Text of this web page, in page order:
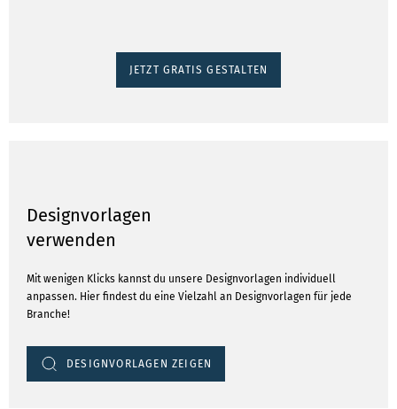
JETZT GRATIS GESTALTEN
Designvorlagen
verwenden
Mit wenigen Klicks kannst du unsere Designvorlagen individuell
anpassen. Hier findest du eine Vielzahl an Designvorlagen für jede
Branche!
DESIGNVORLAGEN ZEIGEN